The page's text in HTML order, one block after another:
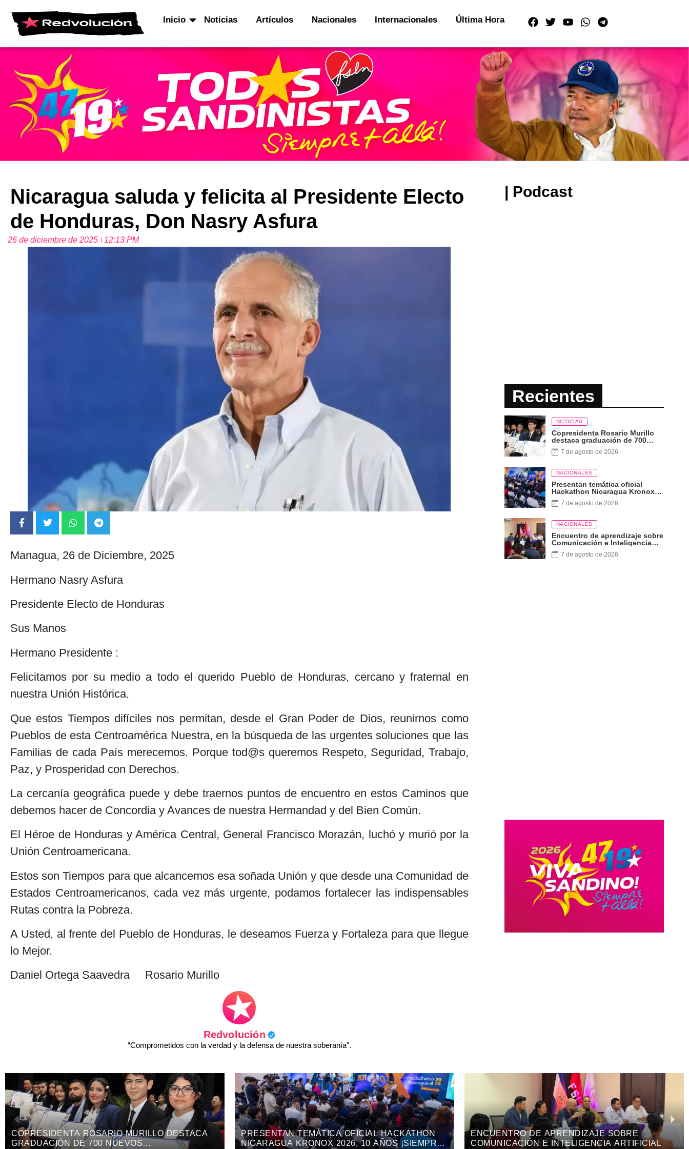
Inicio Noticias Artículos Nacionales Internacionales Última Hora
Nicaragua saluda y felicita al Presidente Electo
de Honduras, Don Nasry Asfura
26 de diciembre de 2025 12:13 PM
Managua, 26 de Diciembre, 2025
Hermano Nasry Asfura
Presidente Electo de Honduras
Sus Manos
Hermano Presidente :
Felicitamos por su medio a todo el querido Pueblo de Honduras, cercano y fraternal en
nuestra Unión Histórica.
Que estos Tiempos difíciles nos permitan, desde el Gran Poder de Dios, reunirnos como
Pueblos de esta Centroamérica Nuestra, en la búsqueda de las urgentes soluciones que las
Familias de cada País merecemos. Porque tod@s queremos Respeto, Seguridad, Trabajo,
Paz, y Prosperidad con Derechos.
La cercanía geográfica puede y debe traernos puntos de encuentro en estos Caminos que
debemos hacer de Concordia y Avances de nuestra Hermandad y del Bien Común.
El Héroe de Honduras y América Central, General Francisco Morazán, luchó y murió por la
Unión Centroamericana.
Estos son Tiempos para que alcancemos esa soñada Unión y que desde una Comunidad de
Estados Centroamericanos, cada vez más urgente, podamos fortalecer las indispensables
Rutas contra la Pobreza.
A Usted, al frente del Pueblo de Honduras, le deseamos Fuerza y Fortaleza para que llegue
lo Mejor.
Daniel Ortega Saavedra Rosario Murillo
Redvolución
“Comprometidos con la verdad y la defensa de nuestra soberanía”.
| Podcast
Recientes
NOTICIAS
Copresidenta Rosario Murillo
destaca graduación de 700
nuevos profesionales Pueblo
Presidente
7 de agosto de 2026
NACIONALES
Presentan temática oficial
Hackathon Nicaragua Kronox
2026, 10 años ¡Siempre Más
Allá!7 de agosto de 2026
NACIONALES
Encuentro de aprendizaje sobre
Comunicación e Inteligencia
Artificial
7 de agosto de 2026
COPRESIDENTA ROSARIO MURILLO DESTACA
GRADUACIÓN DE 700 NUEVOS
PRESENTAN TEMÁTICA OFICIAL HACKATHON
NICARAGUA KRONOX 2026, 10 AÑOS ¡SIEMPRE
ENCUENTRO DE APRENDIZAJE SOBRE
COMUNICACIÓN E INTELIGENCIA ARTIFICIAL